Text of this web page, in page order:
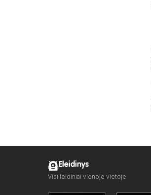
Eleidinys
Visi leidiniai vienoje vietoje